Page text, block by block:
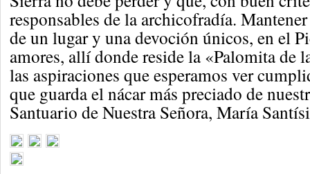
responsables de la archicofradía.
de un lugar y una devoción únicos, en el
amores, allí donde reside la «Palomita de
las aspiraciones que esperamos ver
que guarda el nácar más preciado de
Santuario de Nuestra Señora, María